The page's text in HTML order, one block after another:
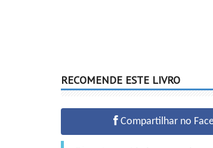
RECOMENDE ESTE LIVRO
Compartilhar no